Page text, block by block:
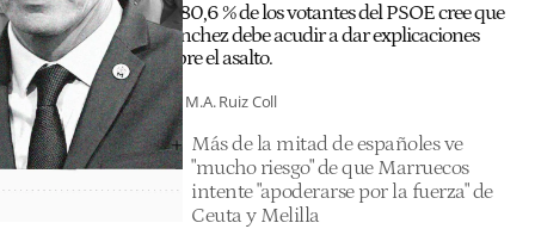
El 80,6 % de los votantes del PSOE cree que
Sánchez debe acudir a dar explicaciones
sobre el asalto.
M.A. Ruiz Coll
Más de la mitad de españoles ve
"mucho riesgo" de que Marruecos
intente "apoderarse por la fuerza" de
Ceuta y Melilla